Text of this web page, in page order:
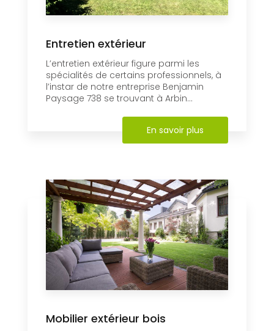
Entretien extérieur
L’entretien extérieur figure parmi les
spécialités de certains professionnels, à
l’instar de notre entreprise Benjamin
Paysage 738 se trouvant à Arbin...
En savoir plus
Mobilier extérieur bois